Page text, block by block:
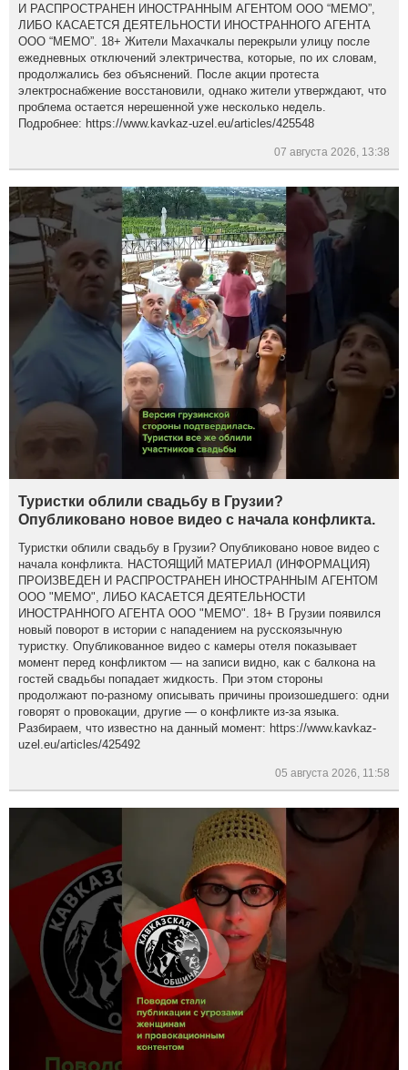
И РАСПРОСТРАНЕН ИНОСТРАННЫМ АГЕНТОМ ООО “МЕМО”,
ЛИБО КАСАЕТСЯ ДЕЯТЕЛЬНОСТИ ИНОСТРАННОГО АГЕНТА
ООО “МЕМО”. 18+ Жители Махачкалы перекрыли улицу после
ежедневных отключений электричества, которые, по их словам,
продолжались без объяснений. После акции протеста
электроснабжение восстановили, однако жители утверждают, что
проблема остается нерешенной уже несколько недель.
Подробнее: https://www.kavkaz-uzel.eu/articles/425548
07 августа 2026, 13:38
Туристки облили свадьбу в Грузии?
Опубликовано новое видео с начала конфликта.
Туристки облили свадьбу в Грузии? Опубликовано новое видео с
начала конфликта. НАСТОЯЩИЙ МАТЕРИАЛ (ИНФОРМАЦИЯ)
ПРОИЗВЕДЕН И РАСПРОСТРАНЕН ИНОСТРАННЫМ АГЕНТОМ
ООО "МЕМО", ЛИБО КАСАЕТСЯ ДЕЯТЕЛЬНОСТИ
ИНОСТРАННОГО АГЕНТА ООО "МЕМО". 18+ В Грузии появился
новый поворот в истории с нападением на русскоязычную
туристку. Опубликованное видео с камеры отеля показывает
момент перед конфликтом — на записи видно, как с балкона на
гостей свадьбы попадает жидкость. При этом стороны
продолжают по-разному описывать причины произошедшего: одни
говорят о провокации, другие — о конфликте из-за языка.
Разбираем, что известно на данный момент: https://www.kavkaz-
uzel.eu/articles/425492
05 августа 2026, 11:58